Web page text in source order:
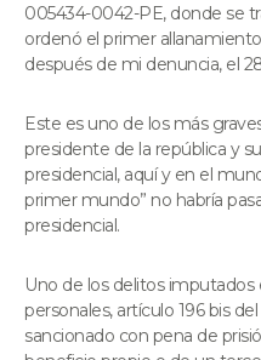
005434-0042-PE, donde se
ordenó el primer
después de mi denuncia, el
Este es uno de los más
presidente de la república y
presidencial, aquí y en el
primer mundo” no habría
presidencial.
Uno de los delitos imputados
personales, artículo 196 bis
sancionado con pena de